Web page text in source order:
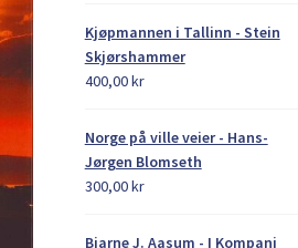
Kjøpmannen i Tallinn - Stein
Skjørshammer
400,00kr
Norge på ville veier - Hans-
Jørgen Blomseth
300,00kr
Bjarne J. Aasum - I Kompani